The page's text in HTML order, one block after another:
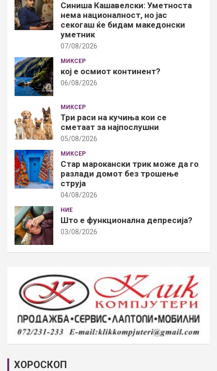
Синиша Кашавелски: Уметноста
нема националност, но јас
секогаш ќе бидам македонски
уметник
07/08/2026
МИКСЕР
кој е осмиот континент?
06/08/2026
МИКСЕР
Три раси на кучиња кои се
сметаат за најпослушни
05/08/2026
МИКСЕР
Стар марокански трик може да го
разлади домот без трошење
струја
04/08/2026
НИЕ
Што е функционална депресија?
03/08/2026
ХОРОСКОП